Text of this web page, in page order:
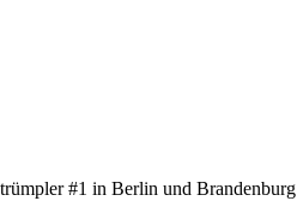
#1 in Berlin und Brandenburg